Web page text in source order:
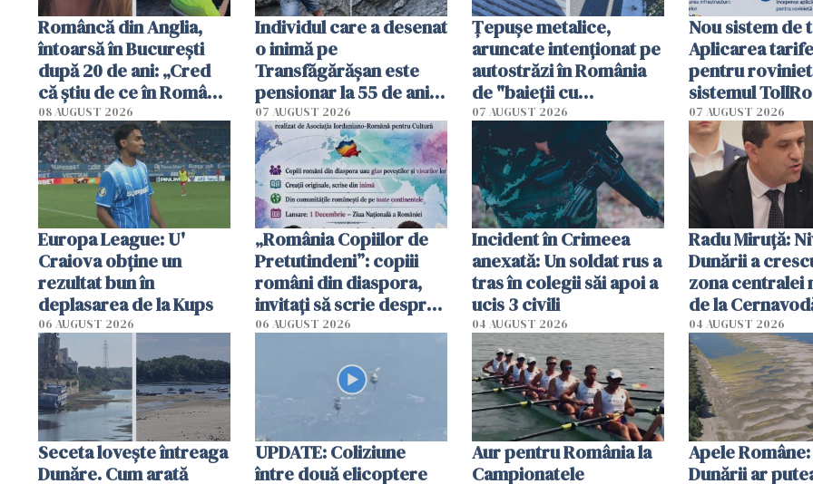
Româncă din Anglia,
întoarsă în București
după 20 de ani: „Cred
că știu de ce în România
se trăiește mai bine ca
în Anglia. E schimbat"
08 AUGUST 2026
Individul care a desenat
o inimă pe
Transfăgărășan este
pensionar la 55 de ani.
Poliția l-a identificat
07 AUGUST 2026
Țepușe metalice,
aruncate intenționat pe
autostrăzi în România
de "baieții cu
platforme": "Mi-au
cerut 1200 lei să mă
tracteze"
07 AUGUST 2026
Nou sistem de
Aplicarea
pentru
sistemul
începe la 1
07 AUGUST 2026
Europa League: U'
Craiova obține un
rezultat bun în
deplasarea de la Kups
06 AUGUST 2026
„România Copiilor de
Pretutindeni”: copiii
români din diaspora,
invitați să scrie despre
România într-un volum
06 AUGUST 2026
Incident în Crimeea
anexată: Un soldat rus a
tras în colegii săi apoi a
ucis 3 civili
04 AUGUST 2026
Radu Miruţă:
Dunării a
zona centralei
de la
cm faţă de
04 AUGUST 2026
Seceta lovește întreaga
Dunăre. Cum arată
UPDATE: Coliziune
între două elicoptere
Aur pentru România la
Campionatele
Apele
Dunării ar